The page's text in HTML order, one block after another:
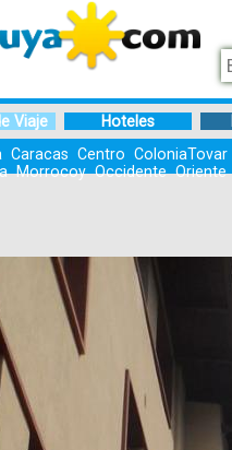
Viaje Hoteles
Caracas Centro ColoniaTovar
Morrocoy Occidente Oriente